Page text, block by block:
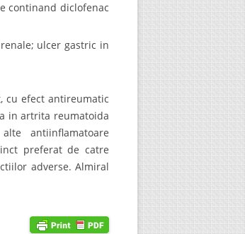
continand diclofenac
ulcer gastric in
cu efect antireumatic
in artrita reumatoida
antiinflamatoare
preferat de catre
adverse. Almiral